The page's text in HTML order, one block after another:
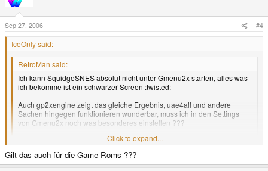
Sep 27, 2006 #4
IceOnly said:
RetroMan said:
Ich kann SquidgeSNES absolut nicht unter Gmenu2x starten, alles was
ich bekomme ist ein schwarzer Screen :twisted:
Auch gp2xengine zeigt das gleiche Ergebnis, uae4all und andere
Sachen hingegen funktionieren wunderbar, muss ich in den Settings
von Gmenu2x noch was besonderes einstellen ???
Hab hier auf die schnelle nix zu dem Thema gefunden :wacko:
Click to expand...
Es dürfen leider keine leerzeichen im Ordner oder Datei name sein. ISt das
vieleicht der Fall bei dir?
Click to expand...
Gilt das auch für die Game Roms ???